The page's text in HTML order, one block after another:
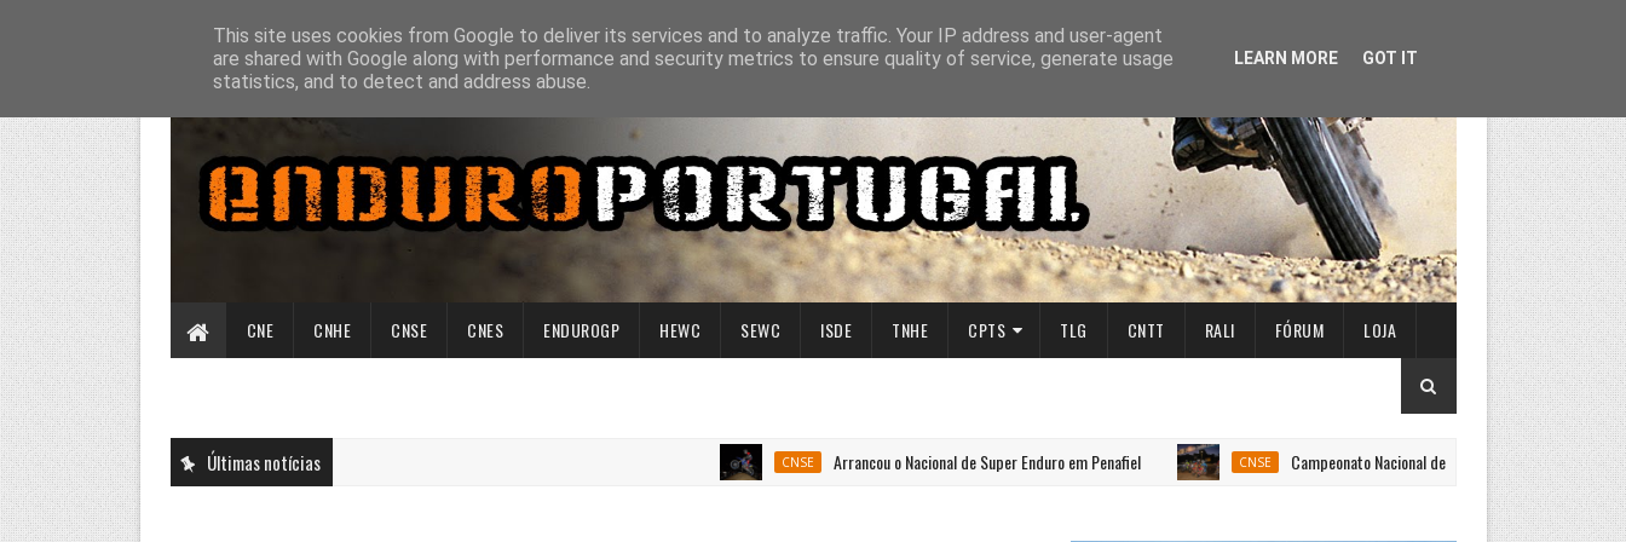
CNE CNHE CNSE CNES ENDUROGP HEWC SEWC ISDE TNHE CPTS TLG CNTT RALI FÓRUM LOJA
Últimas notícias CNSE Arrancou o Nacional de Super Enduro em Penafiel CNSE Campeonato Nacional de Super Enduro arranca em Penafiel!
This site uses cookies from Google to deliver its services and to analyze traffic. Your IP address and user-agent
are shared with Google along with performance and security metrics to ensure quality of service, generate usage
statistics, and to detect and address abuse.
LEARN MORE GOT IT